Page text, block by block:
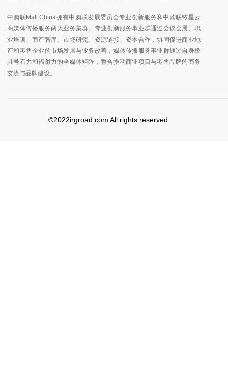
中购联Mall China拥有中购联发展委员会专业创新服务和中购联铱星云
商媒体传播服务两大业务集群。专业创新服务事业群通过会议会展、职
业培训、商产智库、市场研究、资源链接、资本合作，协同促进商业地
产和零售企业的市场发展与业务改善；媒体传播服务事业群通过自身极
具号召力和辐射力的全媒体矩阵，整合推动商业项目与零售品牌的商务
交流与品牌建设。
©2022irgroad.com All rights reserved